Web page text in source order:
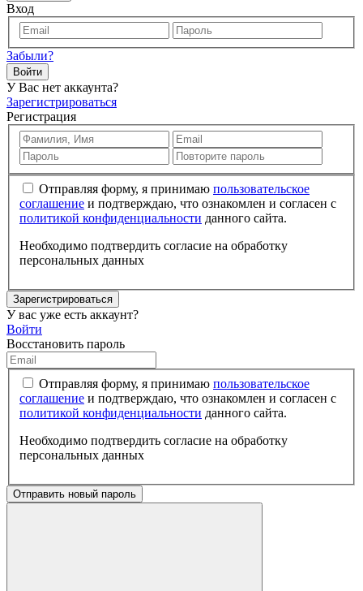
Вход
Забыли?
Войти
У Вас нет аккаунта?
Зарегистрироваться
Регистрация
Отправляя форму, я принимаю пользовательское
соглашение и подтверждаю, что ознакомлен и согласен с
политикой конфиденциальности данного сайта.
Необходимо подтвердить согласие на обработку
персональных данных
Зарегистрироваться
У вас уже есть аккаунт?
Войти
Восстановить пароль
Отправляя форму, я принимаю пользовательское
соглашение и подтверждаю, что ознакомлен и согласен с
политикой конфиденциальности данного сайта.
Необходимо подтвердить согласие на обработку
персональных данных
Отправить новый пароль